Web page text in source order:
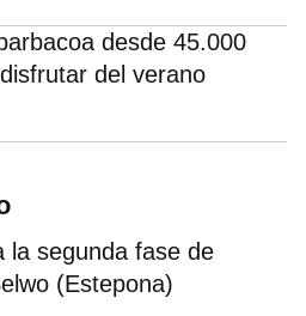
desde 45.000
del verano
la segunda fase de
(Estepona)